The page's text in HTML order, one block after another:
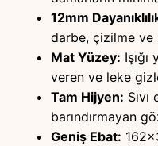
12mm
darbe, çizilme ve
Mat Yüzey:
veren ve leke
Tam Hijyen:
barındırmayan
Geniş Ebat: